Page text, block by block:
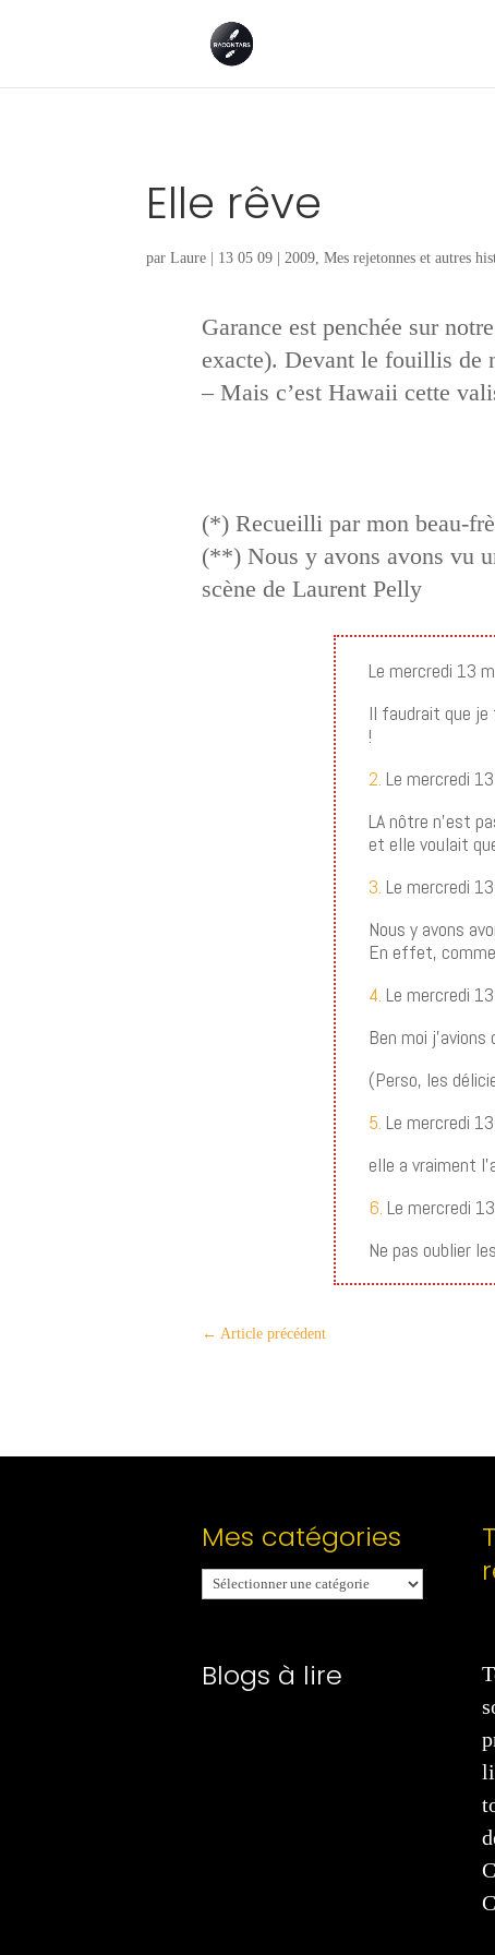
Elle rêve
parLaure | 13 05 09 | 2009 ,Mes rejetonnes et autres
Garance est penchée sur
exacte). Devant le fouillis de
– Mais c’est Hawaii cette
(*) Recueilli par mon beau-
(**) Nous y avons avons vu
scène de Laurent Pelly
Le mercredi 13
Il faudrait que je
!
2. Le mercredi
LA nôtre n’est
et elle voulait
3. Le mercredi
Nous y avons
En effet,
4. Le mercredi
Ben moi
(Perso, les
5. Le mercredi
elle a vraiment
6. Le mercredi
Ne pas oublier
← Article précédent
Mes catégories
Mes
catégories
Blogs à lire